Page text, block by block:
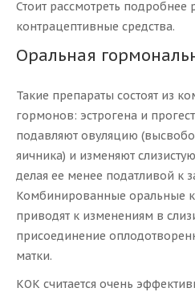
Стоит рассмотреть
контрацептивные средства.
Оральная
Такие препараты состоят из
гормонов: эстрогена и
подавляют овуляцию
яичника) и изменяют
делая ее менее податливой к
Комбинированные оральные
приводят к изменениям в
присоединение
матки.
КОК считается очень